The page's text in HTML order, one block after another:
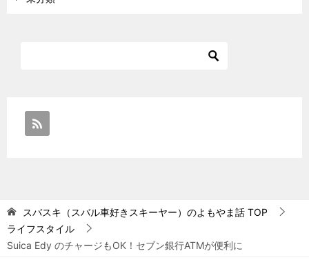
スバスキ（スバル車好きスキーヤー）のよもやま話 TOP
ライフスタイル
Suica Edy のチャージもOK！セブン銀行ATMが便利に